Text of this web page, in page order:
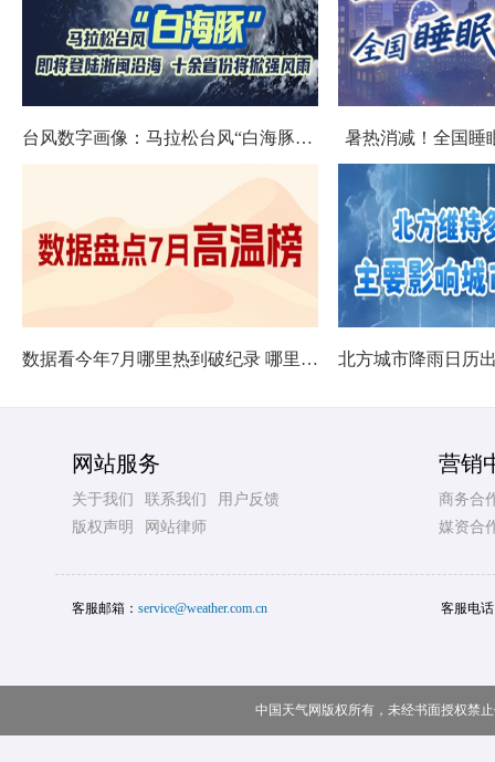
台风数字画像：马拉松台风“白海豚”将影响十余省份 暑热消减！全国睡
数据看今年7月哪里热到破纪录 哪里暑热连轴转
网站服务
关于我们 联系我们
用户反馈
版权声明
网站律师
营销
商务合
媒资合
客服邮箱： service@weather.com.cn 客服电
中国天气网版权所有，未经书面授权